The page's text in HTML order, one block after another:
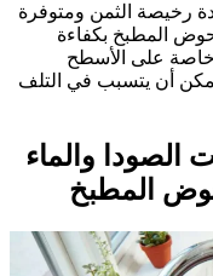
رخيصة الثمن ومتوفرة
المطبخ بكفاءة
على الأسطح
أن يتسبب في التلف
الصودا والماء
المطبخ